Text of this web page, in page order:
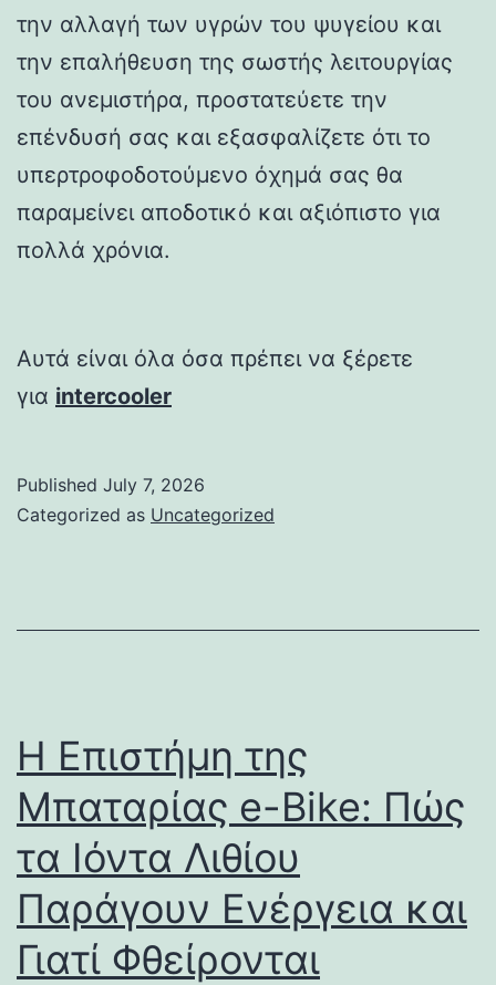
την αλλαγή των υγρών του ψυγείου και
την επαλήθευση της σωστής λειτουργίας
του ανεμιστήρα, προστατεύετε την
επένδυσή σας και εξασφαλίζετε ότι το
υπερτροφοδοτούμενο όχημά σας θα
παραμείνει αποδοτικό και αξιόπιστο για
πολλά χρόνια.
Αυτά είναι όλα όσα πρέπει να ξέρετε
για intercooler
Published July 7, 2026
Categorized as Uncategorized
Η Επιστήμη της
Μπαταρίας e-Bike: Πώς
τα Ιόντα Λιθίου
Παράγουν Ενέργεια και
Γιατί Φθείρονται